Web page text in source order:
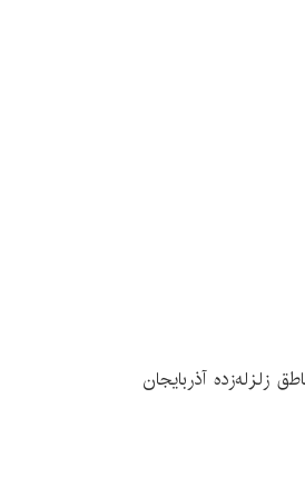
زلزله‌زده آذربایجان